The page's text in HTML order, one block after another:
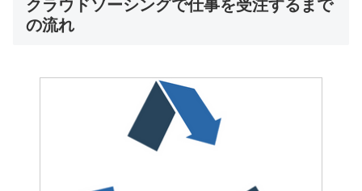
クラウドソーシングで仕事を受注するまで
の流れ